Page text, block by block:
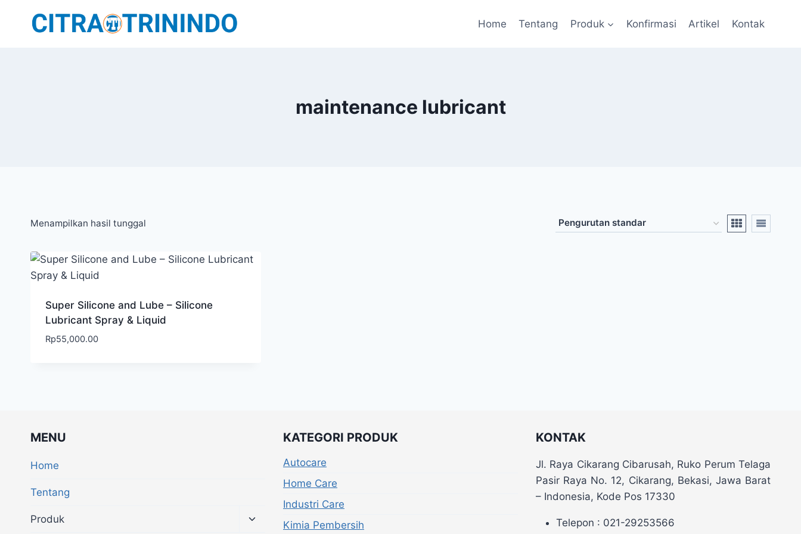
Home Tentang Produk Konfirmasi Artikel Kontak
maintenance lubricant
Menampilkan hasil tunggal
Super Silicone and Lube – Silicone
Lubricant Spray & Liquid
Rp55,000.00
MENU
Home
Tentang
Produk
KATEGORI PRODUK
Autocare
Home Care
Industri Care
Kimia Pembersih
KONTAK
Jl. Raya Cikarang Cibarusah, Ruko Perum Telaga
Pasir Raya No. 12, Cikarang, Bekasi, Jawa Barat
– Indonesia, Kode Pos 17330
Telepon : 021-29253566